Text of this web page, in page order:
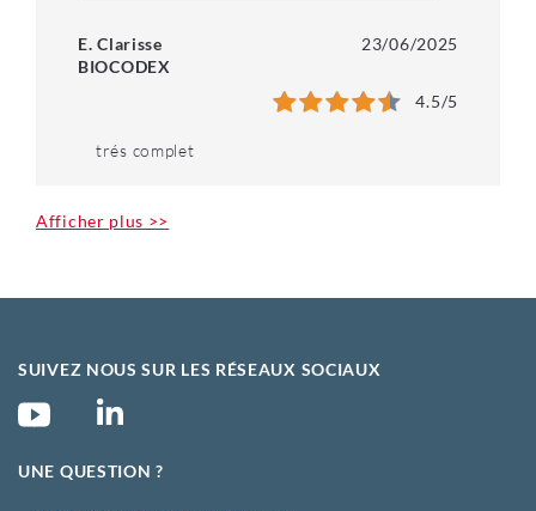
E. Clarisse
BIOCODEX
23/06/2025
4.5/5
trés complet
Afficher plus >>
UNE QUESTION ?
SUIVEZ NOUS SUR LES RÉSEAUX SOCIAUX